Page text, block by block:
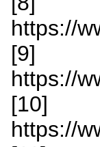
https://
[9]
https://
[10]
https://